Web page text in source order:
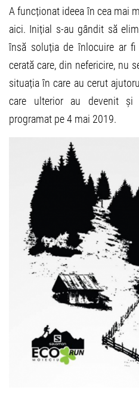
A funcționat ideea în cea mai
aici. Inițial s-au gândit să
însă soluția de înlocuire ar
cerată care, din nefericire, nu
situația în care au cerut
care ulterior au devenit și
programat pe 4 mai 2019.